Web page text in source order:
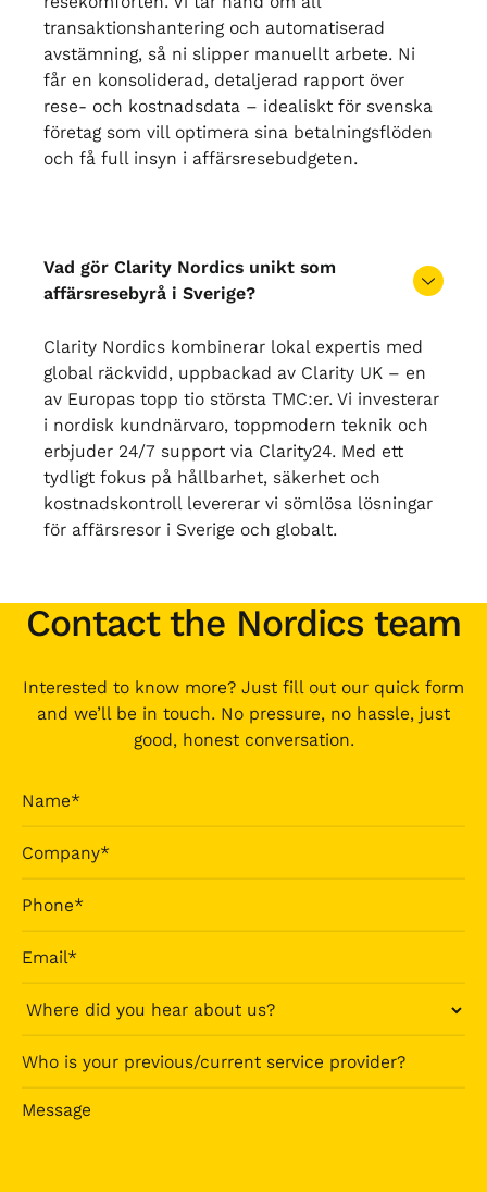
transaktionshantering och automatiserad
avstämning, så ni slipper manuellt arbete. Ni
får en konsoliderad, detaljerad rapport över
rese- och kostnadsdata – idealiskt för svenska
företag som vill optimera sina betalningsflöden
och få full insyn i affärsresebudgeten.
Vad gör Clarity Nordics unikt som
affärsresebyrå i Sverige?
Clarity Nordics kombinerar lokal expertis med
global räckvidd, uppbackad av Clarity UK – en
av Europas topp tio största TMC:er. Vi investerar
i nordisk kundnärvaro, toppmodern teknik och
erbjuder 24/7 support via Clarity24. Med ett
tydligt fokus på hållbarhet, säkerhet och
kostnadskontroll levererar vi sömlösa lösningar
för affärsresor i Sverige och globalt.
Contact the Nordics team
Interested to know more? Just fill out our quick form
and we’ll be in touch. No pressure, no hassle, just
good, honest conversation.